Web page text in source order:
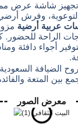
تجهيز شاشة عرض
والتوعوية، وفرش
عربية أرضية
الراحة للحضور.
أجواء دافئة
الضيافة السعودية
بين المتعة
معرض الصور